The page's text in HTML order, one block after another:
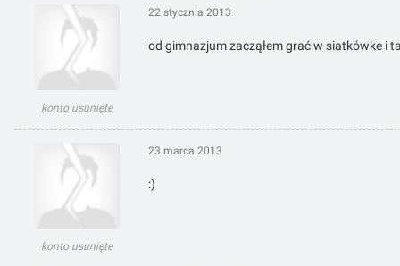
konto usunięte
22 stycznia 2013
od gimnazjum zacząłem grać w siatkówke i
konto usunięte
23 marca 2013
:)